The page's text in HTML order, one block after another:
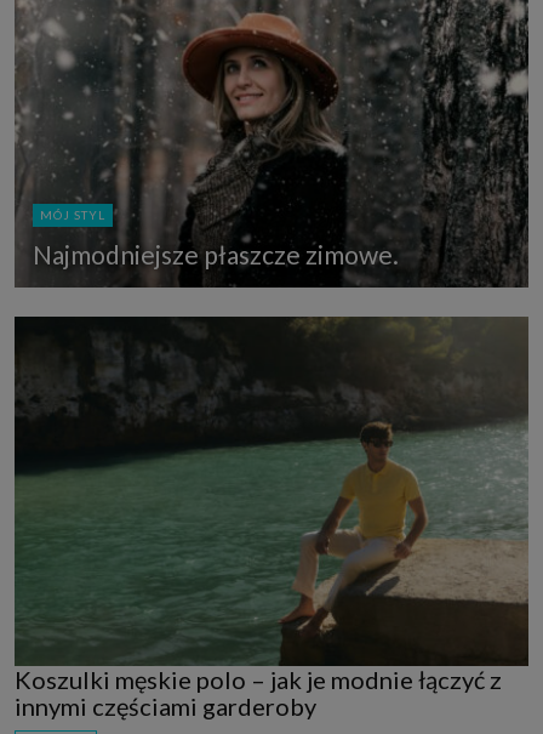
MÓJ STYL
Najmodniejsze płaszcze zimowe.
Koszulki męskie polo – jak je modnie łączyć z
innymi częściami garderoby